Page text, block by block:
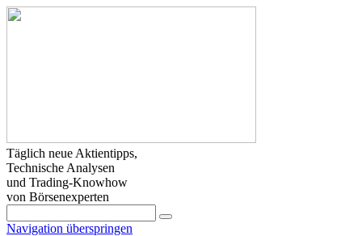
Täglich neue Aktientipps,
Technische Analysen
und Trading-Knowhow
von Börsenexperten
Navigation überspringen